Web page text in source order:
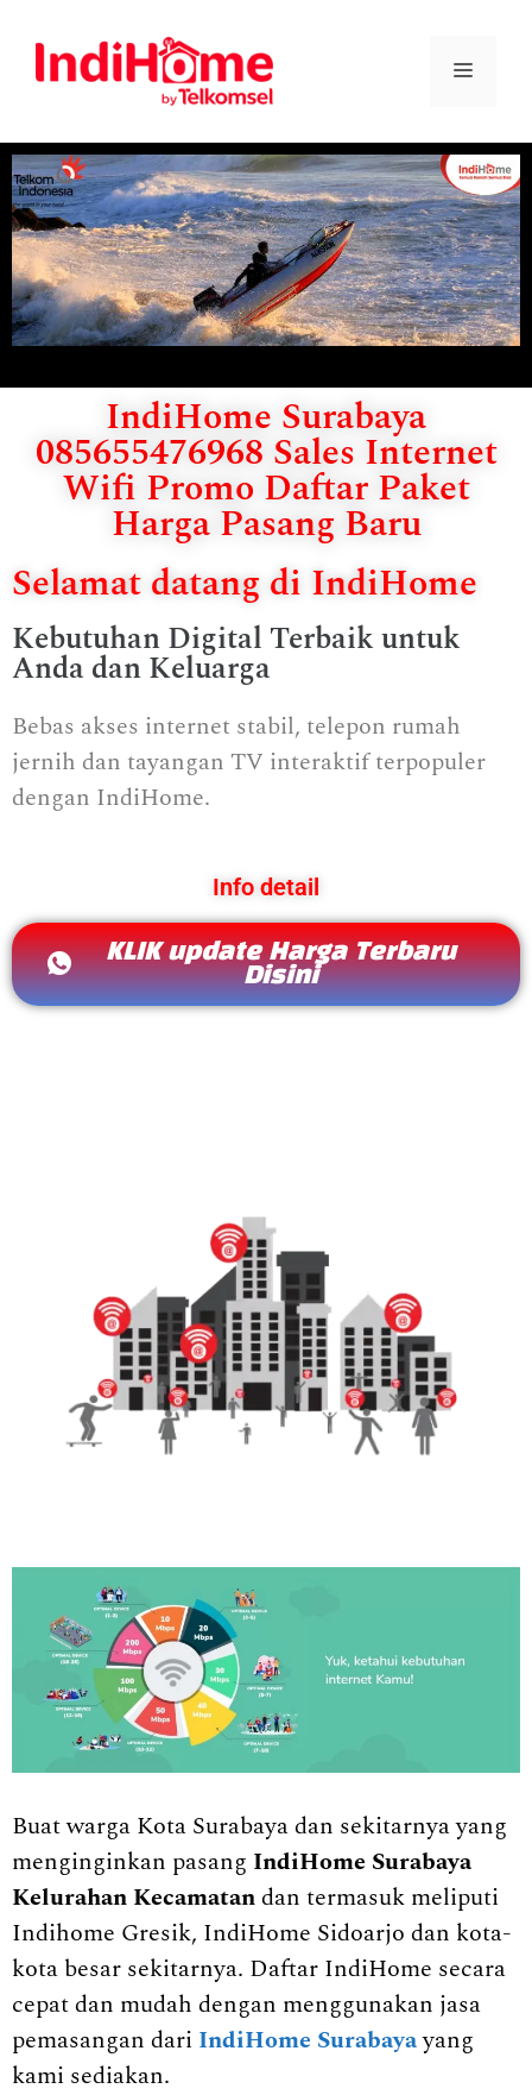
IndiHome Surabaya
085655476968 Sales Internet
Wifi Promo Daftar Paket
Harga Pasang Baru
Selamat datang di IndiHome
Kebutuhan Digital Terbaik untuk
Anda dan Keluarga
Bebas akses internet stabil, telepon rumah
jernih dan tayangan TV interaktif terpopuler
dengan IndiHome.
Info detail
KLIK update Harga Terbaru
Disini
Buat warga Kota Surabaya dan sekitarnya yang
menginginkan pasang IndiHome Surabaya
Kelurahan Kecamatan dan termasuk meliputi
Indihome Gresik, IndiHome Sidoarjo dan kota-
kota besar sekitarnya. Daftar IndiHome secara
cepat dan mudah dengan menggunakan jasa
pemasangan dari IndiHome Surabayayang
kami sediakan.